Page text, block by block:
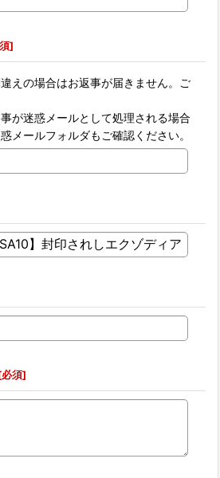
]
えの場合はお返事が届きません。ご
が迷惑メールとして処理される場合
メールフォルダもご確認ください。
必須]